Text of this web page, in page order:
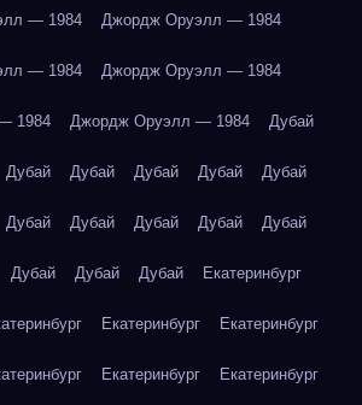
— 1984 Джордж Оруэлл — 1984
— 1984 Джордж Оруэлл — 1984
1984 Джордж Оруэлл — 1984 Дубай
Дубай Дубай Дубай Дубай Дубай
Дубай Дубай Дубай Дубай Дубай
Дубай Дубай Дубай Екатеринбург
Екатеринбург Екатеринбург
Екатеринбург Екатеринбург